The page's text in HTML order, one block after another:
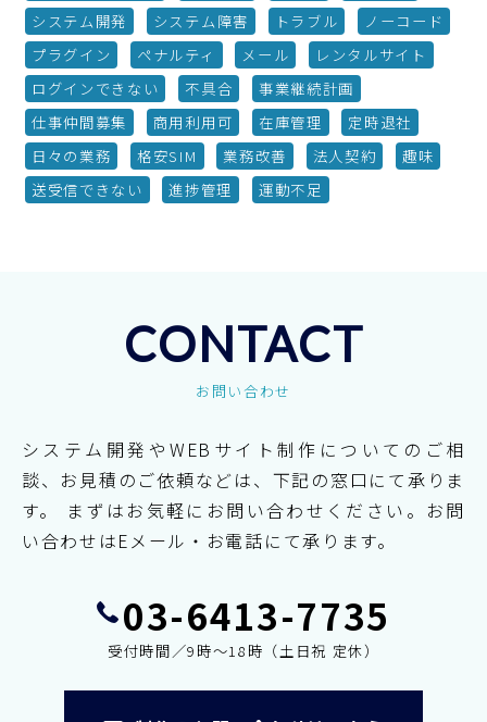
システム開発
システム障害 トラブル
ノーコード
プラグイン
ペナルティ メール
レンタルサイト
ログインできない
不具合
事業継続計画
仕事仲間募集
商用利用可 在庫管理
定時退社
日々の業務
格安SIM 業務改善 法人契約
趣味
送受信できない
進捗管理 運動不足
CONTACT
お問い合わせ
システム開発やWEBサイト制作についてのご相
談、お見積のご依頼などは、下記の窓口にて承りま
す。
まずはお気軽にお問い合わせください。お問
い合わせはEメール・お電話にて承ります。
03-6413-7735
受付時間／9時～18時（土日祝 定休）